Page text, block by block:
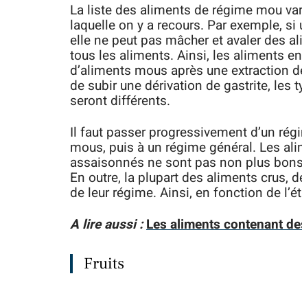
La liste des aliments de régime mou
laquelle on y a recours. Par exemple,
elle ne peut pas mâcher et avaler des
tous les aliments. Ainsi, les aliments
d’aliments mous après une extraction
de subir une dérivation de gastrite, les
seront différents.
Il faut passer progressivement d’un
mous, puis à un régime général. Les
assaisonnés ne sont pas non plus
En outre, la plupart des aliments crus,
de leur régime. Ainsi, en fonction de
A lire aussi :Les aliments contenant
Fruits